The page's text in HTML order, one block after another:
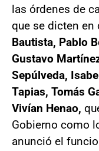
las órdenes de
que se dicten en
Bautista, Pablo
Gustavo
Sepúlveda,
Tapias, Tomás
Vivían Henao,
Gobierno como
anunció el